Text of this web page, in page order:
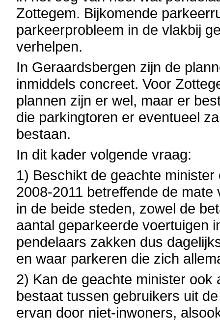
Zottegem. Bijkomende
parkeerprobleem in de vlakbij
verhelpen.
In Geraardsbergen zijn de
inmiddels concreet. Voor
plannen zijn er wel, maar er
die parkingtoren er eventueel
bestaan.
In dit kader volgende vraag:
1) Beschikt de geachte
2008-2011 betreffende de
in de beide steden, zowel de
aantal geparkeerde voertuigen
pendelaars zakken dus
en waar parkeren die zich
2) Kan de geachte minister
bestaat tussen gebruikers uit
ervan door niet-inwoners,